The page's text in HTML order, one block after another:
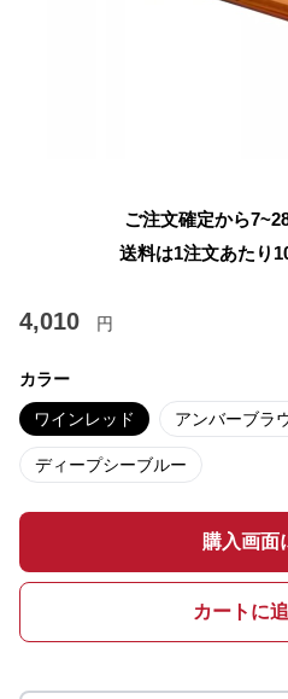
ご注文確定から
送料は1注文あたり
4,010 円
カラー
ワインレッド アンバーブラ
ディープシーブルー
購入画面
カートに